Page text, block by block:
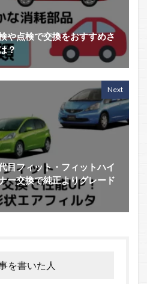
や点検で交換をおすすめさ
？
Next
目フィット・フィットハイ
ー交換で純正よりグレード
を書いた人